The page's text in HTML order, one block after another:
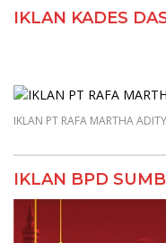
IKLAN KADES
IKLAN PT RAFA MARTHA
IKLAN BPD